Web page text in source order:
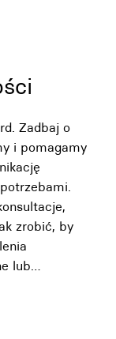
Zadbaj o
i pomagamy
zrobić, by
lub…